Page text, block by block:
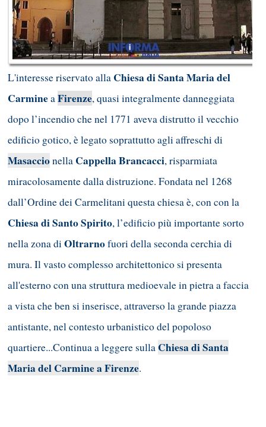
L'interesse riservato alla Chiesa di Santa Maria del
CarmineaFirenze, quasi integralmente danneggiata
dopo l’incendio che nel 1771 aveva distrutto il vecchio
edificio gotico, è legato soprattutto agli affreschi di
Masaccionella Cappella Brancacci, risparmiata
miracolosamente dalla distruzione. Fondata nel 1268
dall’Ordine dei Carmelitani questa chiesa è, con con la
Chiesa di Santo Spirito, l’edificio più importante sorto
nella zona diOltrarnofuori della seconda cerchia di
mura. Il vasto complesso architettonico si presenta
all'esterno con una struttura medioevale in pietra a faccia
a vista che ben si inserisce, attraverso la grande piazza
antistante, nel contesto urbanistico del popoloso
quartiere...Continua a leggere sulla Chiesa di Santa
Maria del Carmine a Firenze.